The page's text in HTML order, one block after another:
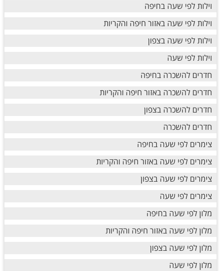
וילות לפי שעה בחיפה
וילות לפי שעה באזור חיפה והקריות
וילות לפי שעה בצפון
וילות לפי שעה
חדרים להשכרה בחיפה
חדרים להשכרה באזור חיפה והקריות
חדרים להשכרה בצפון
חדרים להשכרה
צימרים לפי שעה בחיפה
צימרים לפי שעה באזור חיפה והקריות
צימרים לפי שעה בצפון
צימרים לפי שעה
מלון לפי שעה בחיפה
מלון לפי שעה באזור חיפה והקריות
מלון לפי שעה בצפון
מלון לפי שעה